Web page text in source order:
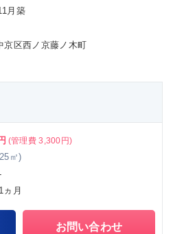
月築
京区西ノ京藤ノ木町
(管理費 3,300円)
㎡)
1ヵ月
お問い合わせ